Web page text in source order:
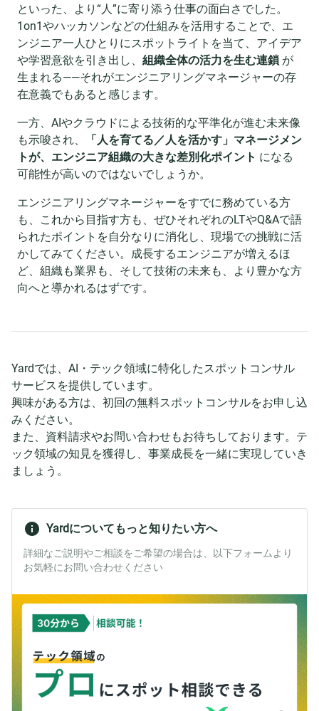
といった、より“人”に寄り添う仕事の面白さでした。
1on1やハッカソンなどの仕組みを活用することで、エ
ンジニア一人ひとりにスポットライトを当て、アイデア
や学習意欲を引き出し、 組織全体の活力を生む連鎖 が
生まれる——それがエンジニアリングマネージャーの存
在意義でもあると感じます。
一方、AIやクラウドによる技術的な平準化が進む未来像
も示唆され、
「人を育てる／人を活かす」マネージメン
トが、エンジニア組織の大きな差別化ポイント になる
可能性が高いのではないでしょうか。
エンジニアリングマネージャーをすでに務めている方
も、これから目指す方も、ぜひそれぞれのLTやQ&Aで語
られたポイントを自分なりに消化し、現場での挑戦に活
かしてみてください。成長するエンジニアが増えるほ
ど、組織も業界も、そして技術の未来も、より豊かな方
向へと導かれるはずです。
Yardでは、AI・テック領域に特化したスポットコンサル
サービスを提供しています。
興味がある方は、初回の無料スポットコンサルをお申し込
みください。
また、資料請求やお問い合わせもお待ちしております。テ
ック領域の知見を獲得し、事業成長を一緒に実現していき
ましょう。
Yardについてもっと知りたい方へ
詳細なご説明やご相談をご希望の場合は、以下フォームより
お気軽にお問い合わせください